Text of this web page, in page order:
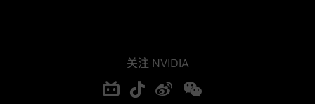
关注 NVIDIA